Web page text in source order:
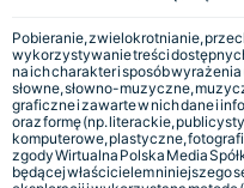
Pobieranie, zwielokrotnianie,
wykorzystywanie treści
na ich charakter i sposób
słowne, słowno-muzyczne,
graficzne i zawarte w nich dane i
oraz formę (np. literackie,
komputerowe, plastyczne,
zgody Wirtualna Polska Media
będącej właścicielem niniejszego